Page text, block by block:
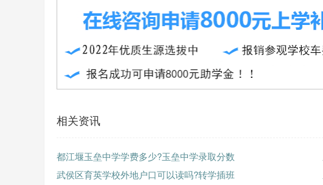
相关资讯
都江堰玉垒中学学费多少?玉垒中学录取分数
武侯区育英学校外地户口可以读吗?转学插班